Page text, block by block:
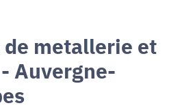
metallerie et
Auvergne-